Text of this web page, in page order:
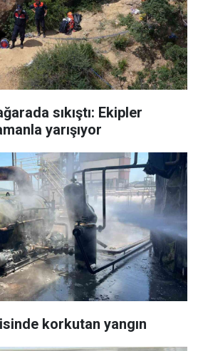
sıkıştı: Ekipler
yarışıyor
korkutan yangın